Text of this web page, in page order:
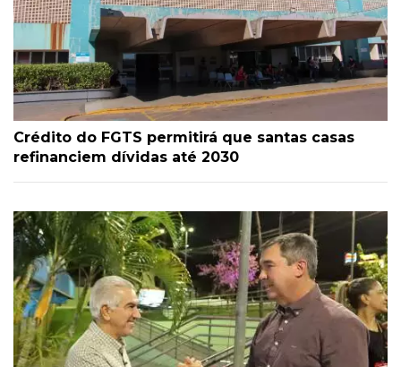
Crédito do FGTS permitirá que santas casas
refinanciem dívidas até 2030